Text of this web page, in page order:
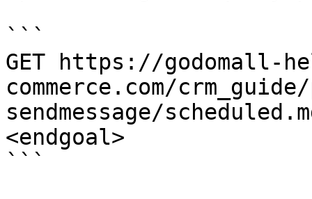
```
GET https://godomall-
commerce.com/
sendmessage/
<endgoal>
```